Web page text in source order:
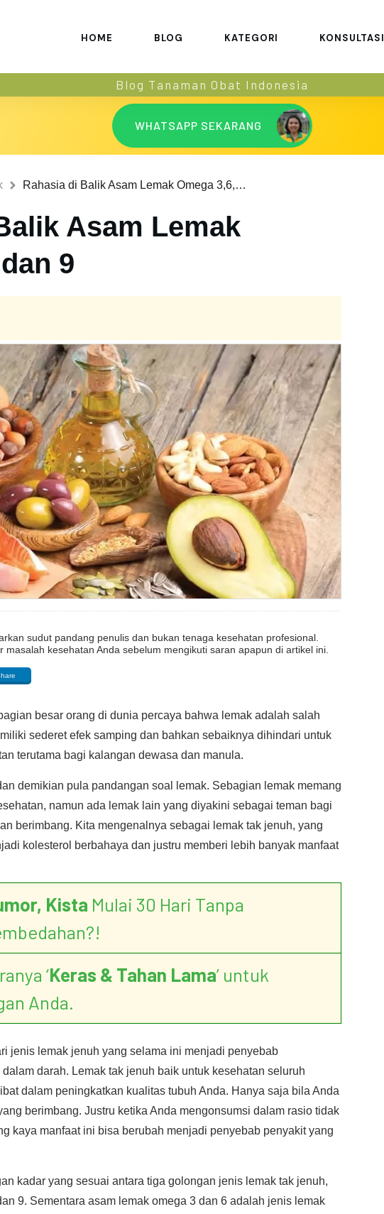
HOME BLOG KATEGORI KONSULTASI
Blog Tanaman Obat Indonesia
WHATSAPP SEKARANG
Rahasia di Balik Asam Lemak Omega 3,6, dan 9
Asam Lemak
9
sudut pandang penulis dan bukan tenaga kesehatan profesional.
kesehatan Anda sebelum mengikuti saran apapun di artikel ini.
besar orang di dunia percaya bahwa lemak adalah salah
sederet efek samping dan bahkan sebaiknya dihindari untuk
terutama bagi kalangan dewasa dan manula.
demikian pula pandangan soal lemak. Sebagian lemak memang
namun ada lemak lain yang diyakini sebagai teman bagi
berimbang. Kita mengenalnya sebagai lemak tak jenuh, yang
kolesterol berbahaya dan justru memberi lebih banyak manfaat
Kista Mulai 30 Hari Tanpa
‘Keras & Tahan Lama’ untuk
Anda.
jenis lemak jenuh yang selama ini menjadi penyebab
darah. Lemak tak jenuh baik untuk kesehatan seluruh
dalam peningkatkan kualitas tubuh Anda. Hanya saja bila Anda
berimbang. Justru ketika Anda mengonsumsi dalam rasio tidak
kaya manfaat ini bisa berubah menjadi penyebab penyakit yang
kadar yang sesuai antara tiga golongan jenis lemak tak jenuh,
9. Sementara asam lemak omega 3 dan 6 adalah jenis lemak